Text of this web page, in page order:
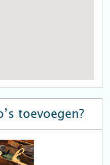
toevoegen?